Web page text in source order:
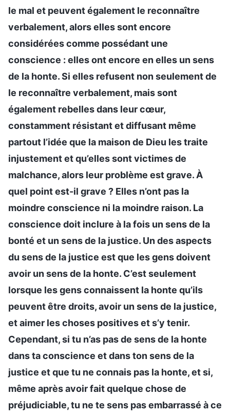
le mal et peuvent également le reconnaître
verbalement, alors elles sont encore
considérées comme possédant une
conscience : elles ont encore en elles un sens
de la honte. Si elles refusent non seulement de
le reconnaître verbalement, mais sont
également rebelles dans leur cœur,
constamment résistant et diffusant même
partout l’idée que la maison de Dieu les traite
injustement et qu’elles sont victimes de
malchance, alors leur problème est grave. À
quel point est-il grave ? Elles n’ont pas la
moindre conscience ni la moindre raison. La
conscience doit inclure à la fois un sens de la
bonté et un sens de la justice. Un des aspects
du sens de la justice est que les gens doivent
avoir un sens de la honte. C’est seulement
lorsque les gens connaissent la honte qu’ils
peuvent être droits, avoir un sens de la justice,
et aimer les choses positives et s’y tenir.
Cependant, si tu n’as pas de sens de la honte
dans ta conscience et dans ton sens de la
justice et que tu ne connais pas la honte, et si,
même après avoir fait quelque chose de
préjudiciable, tu ne te sens pas embarrassé à ce